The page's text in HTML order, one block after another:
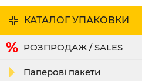
КАТАЛОГ УПАКОВКИ
РОЗПРОДАЖ / SALES
Паперові пакети